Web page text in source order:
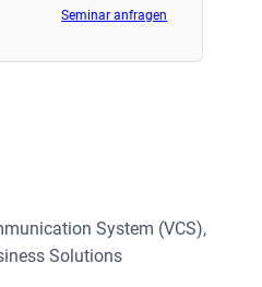
Seminar anfragen
System (VCS),
Solutions